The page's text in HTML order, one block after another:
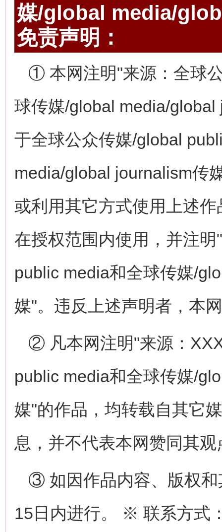
媒/global media/
免责声明：
① 本网注明"来源：全球
球传媒/global media/
于全球公众传媒/global
media/global journalism传
或利用其它方式使用上述
在授权范围内使用，并注
public media和全球传媒/
媒"。违反上述声明者，本
② 凡本网注明"来源：
public media和全球传媒/
媒"的作品，均转载自其它
息，并不代表本网赞同其
③ 如因作品内容、版权和
15日内进行。 ※ 联系方式